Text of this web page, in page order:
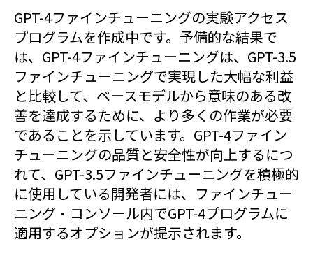
GPT-4ファインチューニングの実験アクセス
プログラムを作成中です。予備的な結果で
は、GPT-4ファインチューニングは、GPT-3.5
ファインチューニングで実現した大幅な利益
と比較して、ベースモデルから意味のある改
善を達成するために、より多くの作業が必要
であることを示しています。GPT-4ファイン
チューニングの品質と安全性が向上するにつ
れて、GPT-3.5ファインチューニングを積極的
に使用している開発者には、ファインチュー
ニング・コンソール内でGPT-4プログラムに
適用するオプションが提示されます。